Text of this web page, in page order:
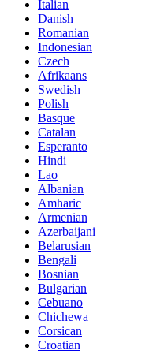
Italian
Danish
Romanian
Indonesian
Czech
Afrikaans
Swedish
Polish
Basque
Catalan
Esperanto
Hindi
Lao
Albanian
Amharic
Armenian
Azerbaijani
Belarusian
Bengali
Bosnian
Bulgarian
Cebuano
Chichewa
Corsican
Croatian